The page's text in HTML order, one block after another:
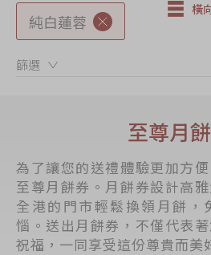
奇華迪士尼
產品價目表
EN 简体
純白蓮蓉
篩選：
橫
至尊月
為了讓您的送禮體驗更加方
至尊月餅券。月餅券設計高
全港的門市輕鬆換領月餅，
惱。送出月餅券，不僅代表
祝福，一同享受這份尊貴而美